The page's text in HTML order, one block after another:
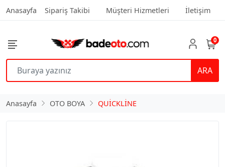
Anasayfa Sipariş Takibi Müşteri Hizmetleri İletişim
ARA
0
Anasayfa OTO BOYA QUİCKLİNE